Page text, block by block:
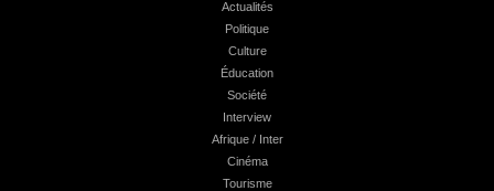
Actualités
Politique
Culture
Éducation
Société
Interview
Afrique / Inter
Cinéma
Tourisme